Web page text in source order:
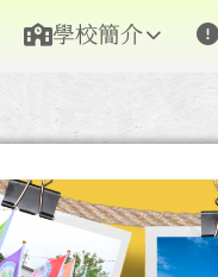
學校簡介